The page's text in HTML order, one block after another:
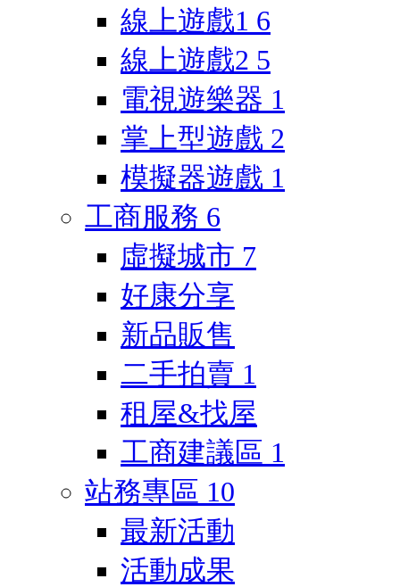
線上遊戲1 6
線上遊戲2 5
電視遊樂器 1
掌上型遊戲 2
模擬器遊戲 1
工商服務 6
虛擬城市 7
好康分享
新品販售
二手拍賣 1
租屋&找屋
工商建議區 1
站務專區 10
最新活動
活動成果